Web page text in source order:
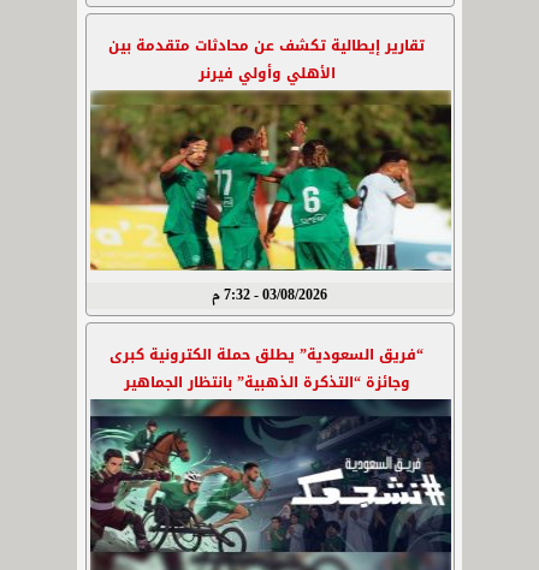
تقارير إيطالية تكشف عن محادثات متقدمة بين
الأهلي وأولي فيرنر
03/08/2026 - 7:32 م
“فريق السعودية” يطلق حملة الكترونية كبرى
وجائزة “التذكرة الذهبية” بانتظار الجماهير